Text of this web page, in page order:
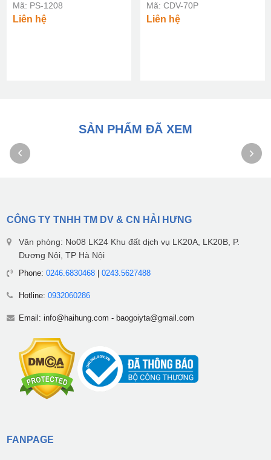
Mã: PS-1208
Liên hệ
Mã: CDV-70P
Liên hệ
SẢN PHẨM ĐÃ XEM
CÔNG TY TNHH TM DV & CN HẢI HƯNG
Văn phòng: No08 LK24 Khu đất dịch vụ LK20A, LK20B, P.
Dương Nội, TP Hà Nội
Phone: 0246.6830468| 0243.5627488
Hotline: 0932060286
Email: info@haihung.com - baogoiyta@gmail.com
FANPAGE